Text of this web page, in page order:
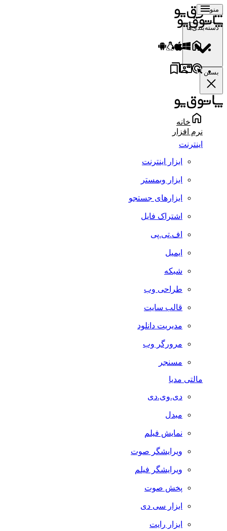
منو
دسته‌بندی‌ها
بستن
خانه
نرم افزار
اینترنت
ابزار اینترنت
ابزار وبمستر
ابزارهای جستجو
اشتراک فایل
اف.تی.پی
ایمیل
شبکه
طراحی وب
قالب سایت
مدیریت دانلود
مرورگر وب
مسنجر
مالتی مدیا
دی.وی.دی
مبدل
نمایش فیلم
ویرایشگر صوت
ویرایشگر فیلم
پخش صوت
ابزار سی دی
ابزار رایت